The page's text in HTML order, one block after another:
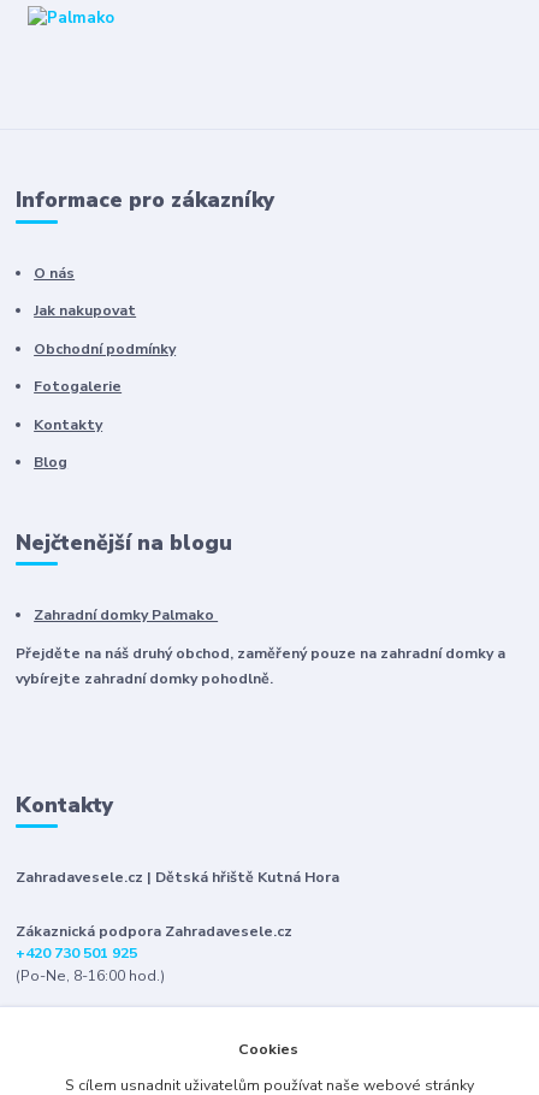
Informace pro zákazníky
O nás
Jak nakupovat
Obchodní podmínky
Fotogalerie
Kontakty
Blog
Nejčtenější na blogu
Zahradní domky Palmako
Přejděte na náš druhý obchod, zaměřený pouze na zahradní domky a
vybírejte zahradní domky pohodlně.
Kontakty
Zahradavesele.cz | Dětská hřiště Kutná Hora
Zákaznická podpora Zahradavesele.cz
+420 730 501 925
(Po-Ne, 8-16:00 hod.)
Cookies
S cílem usnadnit uživatelům používat naše webové stránky